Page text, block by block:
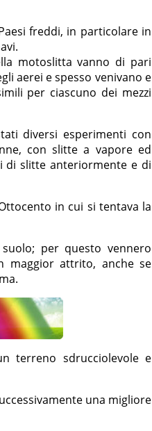
freddi, in particolare in
motoslitta vanno di pari
aerei e spesso venivano e
per ciascuno dei mezzi
diversi esperimenti con
con slitte a vapore ed
di slitte anteriormente e di
in cui si tentava la
per questo vennero
maggior attrito, anche se
terreno sdrucciolevole e
una migliore